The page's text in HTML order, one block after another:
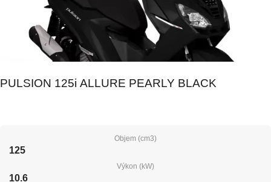
PULSION 125i ALLURE PEARLY BLACK
Objem (cm3)
125
Výkon (kW)
10.6